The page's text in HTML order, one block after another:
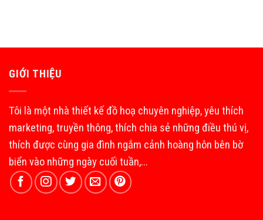
GIỚI THIỆU
Tôi là một nhà thiết kế đồ hoạ chuyên nghiệp, yêu thích
marketing, truyền thông, thích chia sẻ những điều thú vị,
thích được cùng gia đình ngắm cảnh hoàng hôn bên bờ
biển vào những ngày cuối tuần,...